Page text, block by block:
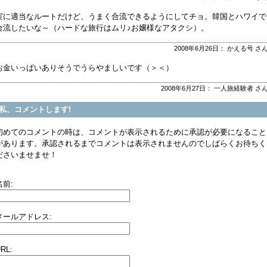
に適当なルートだけど、うまく合流できるようにしてチョ。韓国とハワイで
流したいな～（ハードな旅行はムリ♪お嬢様なアタクシ）。
2008年6月26日： かえる号 さ
金いっぱいありそうでうらやましいです（＞＜）
2008年6月27日： 一人旅経験者 さ
、コメントします!
めてのコメントの時は、コメントが表示されるために承認が必要になること
あります。承認されるまでコメントは表示されませんのでしばらくお待ちく
さいませませ！
前:
ールアドレス: